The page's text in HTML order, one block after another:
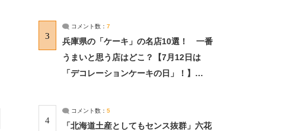
3
コメント数： 7
兵庫県の「ケーキ」の名店10選！ 一番
うまいと思う店はどこ？【7月12日は
「デコレーションケーキの日」！】
4
コメント数： 5
「北海道土産としてもセンス抜群」六花